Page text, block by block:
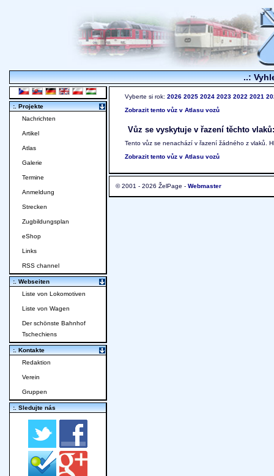
..:
Vyberte si rok: 2026 2025 2024 2023 2022 2021
Zobrazit tento vůz v Atlasu vozů
Vůz se vyskytuje v řazení těchto vlaků:
Tento vůz se nenachází v řazení žádného z vlaků.
Zobrazit tento vůz v Atlasu vozů
© 2001 - 2026 ŽelPage - Webmaster
:. Projekte
Nachrichten
Artikel
Atlas
Galerie
Termine
Anmeldung
Strecken
Zugbildungsplan
eShop
Links
RSS channel
:. Webseiten
Liste von Lokomotiven
Liste von Wagen
Der schönste Bahnhof
Tschechiens
:. Kontakte
Redaktion
Verein
Gruppen
:. Sledujte nás